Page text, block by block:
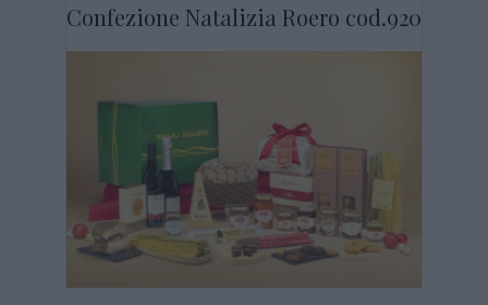
Confezione Natalizia Roero cod.920